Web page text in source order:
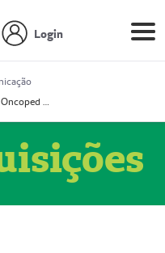
Login
Prestador Oncoped Serviços Médicos (51004335-0)